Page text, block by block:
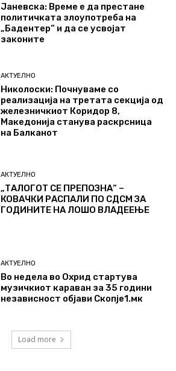
Јаневска: Време е да престане
политичката злоупотреба на
„Бадентер“ и да се усвојат
законите
АКТУЕЛНО
Николоски: Почнуваме со
реализација на третата секција од
железничкиот Коридор 8,
Македонија станува раскрсница
на Балканот
АКТУЕЛНО
„ТАЛОГОТ СЕ ПРЕПОЗНА“ –
КОВАЧКИ РАСПАЛИ ПО СДСМ ЗА
ГОДИНИТЕ НА ЛОШО ВЛАДЕЕЊЕ
АКТУЕЛНО
Во недела во Охрид стартува
музичкиот караван за 35 години
независност објави Скопје1.мк
Load more